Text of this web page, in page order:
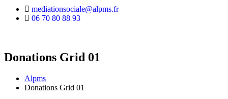
mediationsociale@alpms.fr
06 70 80 88 93
Donations Grid 01
Alpms
Donations Grid 01